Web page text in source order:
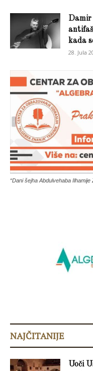
Damir
kada
28. Jula
“Dani šejha Abdulvehaba Ilhamije
NAJČITANIJE
Uoči